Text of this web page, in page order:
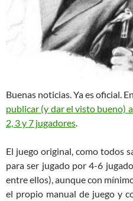
Buenas noticias. Ya es oficial.
publicar (y dar el visto bueno)
2, 3 y 7 jugadores.
El juego original, como todos
para ser jugado por 4-6
entre ellos), aunque con
el propio manual de juego y